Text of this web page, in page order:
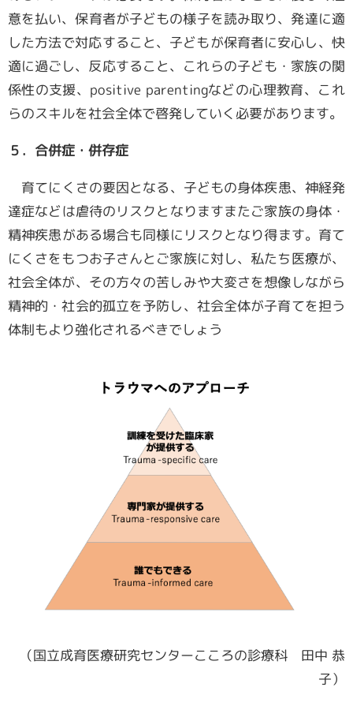
意を払い、保育者が子どもの様子を読み取り、発達に適
した方法で対応すること、子どもが保育者に安心し、快
適に過ごし、反応すること、これらの子ども・家族の関
係性の支援、 positive parentingなどの心理教育、これ
らのスキルを社会全体で啓発していく必要があります。
５．合併症・併存症
育てにくさの要因となる、子どもの身体疾患、神経発
達症などは虐待のリスクとなりますまたご家族の身体・
精神疾患がある場合も同様にリスクとなり得ます。育て
にくさをもつお子さんとご家族に対し、私たち医療が、
社会全体が、その方々の苦しみや大変さを想像しながら
精神的・社会的孤立を予防し、社会全体が子育てを担う
体制もより強化されるべきでしょう
（国立成育医療研究センターこころの診療科 田中 恭
子）